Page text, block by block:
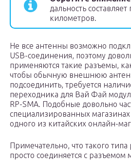
дальность
километров.
Не все антенны возможно
USB-соединения, поэтому
применяются такие разъемы,
чтобы обычную внешнюю
подсоединить, требуется
переходника для Вай Фай
RP-SMA. Подобные довольно
специализированных магазинах
одного из китайских онлайн-
Примечательно, что такого типа
просто соединяется с разъемом